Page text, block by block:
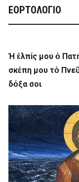
ΕΟΡΤΟΛΟΓΙΟ
Ἡ ἐλπίς μου ὁ
σκέπη μου τὸ
δόξα σοι